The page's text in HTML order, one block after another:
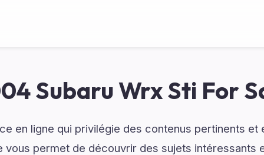
Subaru Wrx Sti For
en ligne qui privilégie des contenus pertinents et
vous permet de découvrir des sujets intéressants